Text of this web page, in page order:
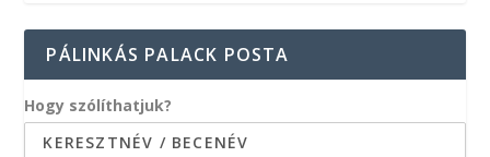
PÁLINKÁS PALACK POSTA
Hogy szólíthatjuk?